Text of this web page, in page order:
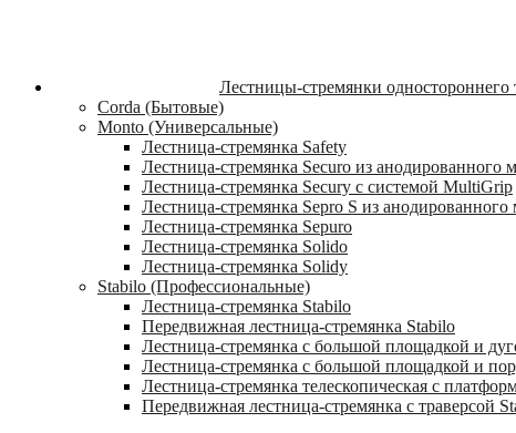
Лестницы-стремянки одностороннего
Corda (Бытовые)
Monto (Универсальные)
Лестница-стремянка Safety
Лестница-стремянка Securo из анодированного
Лестница-стремянка Secury с системой MultiGrip
Лестница-стремянка Sepro S из анодированного
Лестница-стремянка Sepuro
Лестница-стремянка Solido
Лестница-стремянка Solidy
Stabilo (Профессиональные)
Лестница-стремянка Stabilo
Передвижная лестница-стремянка Stabilo
Лестница-стремянка с большой площадкой и
Лестница-стремянка с большой площадкой и
Лестница-стремянка телескопическая с
Передвижная лестница-стремянка с траверсой